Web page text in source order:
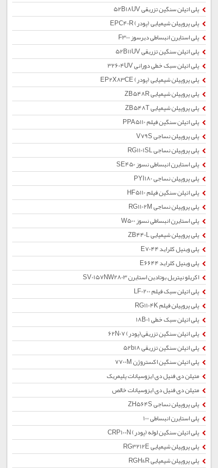
پلی اتیلن سنگین تزریقی 52B18UV
پلی پروپیلن شیمیایی (پودر) EPC40R
پلی استایرن انبساطی دیرسوز F300
پلی اتیلن سنگین تزریقی 52B11UV
پلی اتیلن سبک خطی دورانی 32604UV
پلی پروپیلن شیمیایی (پودر) EP2X83CE
پلی پروپیلن شیمیایی ZB548R
پلی پروپیلن شیمیایی ZB548T
پلی اتیلن سنگین فیلم PPA5110
پلی پروپیلن نساجی V79S
پلی پروپیلن نساجی RG1101SL
پلی استایرن انبساطی نسوز SE450
پلی پروپیلن نساجی PYI180
پلی اتیلن سنگین فیلم HF5110
پلی پروپیلن نساجی RG1102M
پلی استایرن انبساطی نسوز W500
پلی پروپیلن شیمیایی ZB440L
پلی وینیل کلراید E7044
پلی وینیل کلراید E6644
اکریلو نیتریل بوتادین استایرن SV0157NW2803
پلی اتیلن سبک فیلم LF0200
پلی پروپیلن فیلم RG1104K
پلی اتیلن سبک خطی 18B01
پلی اتیلن سنگین تزریقی(پودر) 62N07
پلی اتیلن سنگین تزریقی 52b18
پلی اتیلن سنگین اکستروژن 7700M
متیلن دی فنیل دی ایزوسیانات پلیمریک
متیلن دی فنیل دی ایزوسیانات خالص
پلی پروپیلن نساجی ZH564S
پلی استایرن انبساطی 100
پلی اتیلن سنگین لوله (پودر) CRP100N
پلی پروپیلن شیمیایی RG3212E
پلی پروپیلن شیمیایی RGH&R